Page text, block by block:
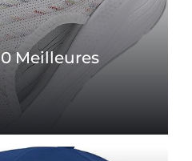
Meilleures